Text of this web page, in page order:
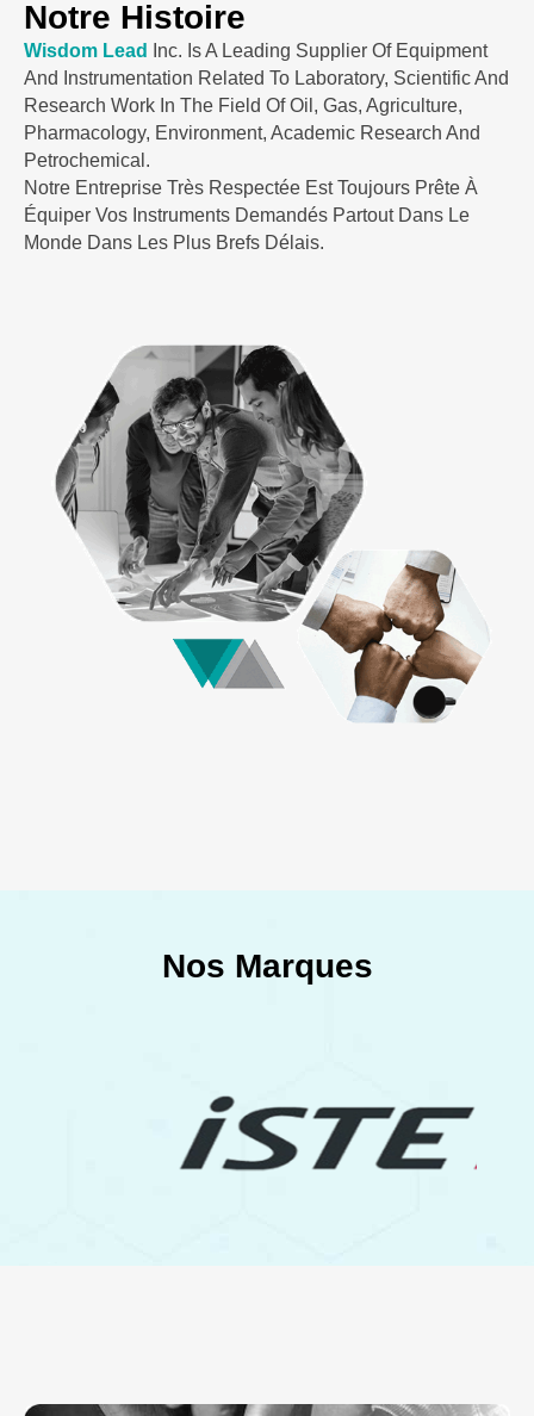
Notre Histoire
Wisdom Lead
Inc. Is A Leading Supplier Of Equipment
And Instrumentation Related To Laboratory, Scientific And
Research Work In The Field Of Oil, Gas, Agriculture,
Pharmacology, Environment, Academic Research And
Petrochemical.
Notre Entreprise Très Respectée Est Toujours Prête À
Équiper Vos Instruments Demandés Partout Dans Le
Monde Dans Les Plus Brefs Délais.
Nos Marques